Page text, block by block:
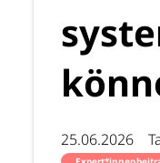
25.06.2026